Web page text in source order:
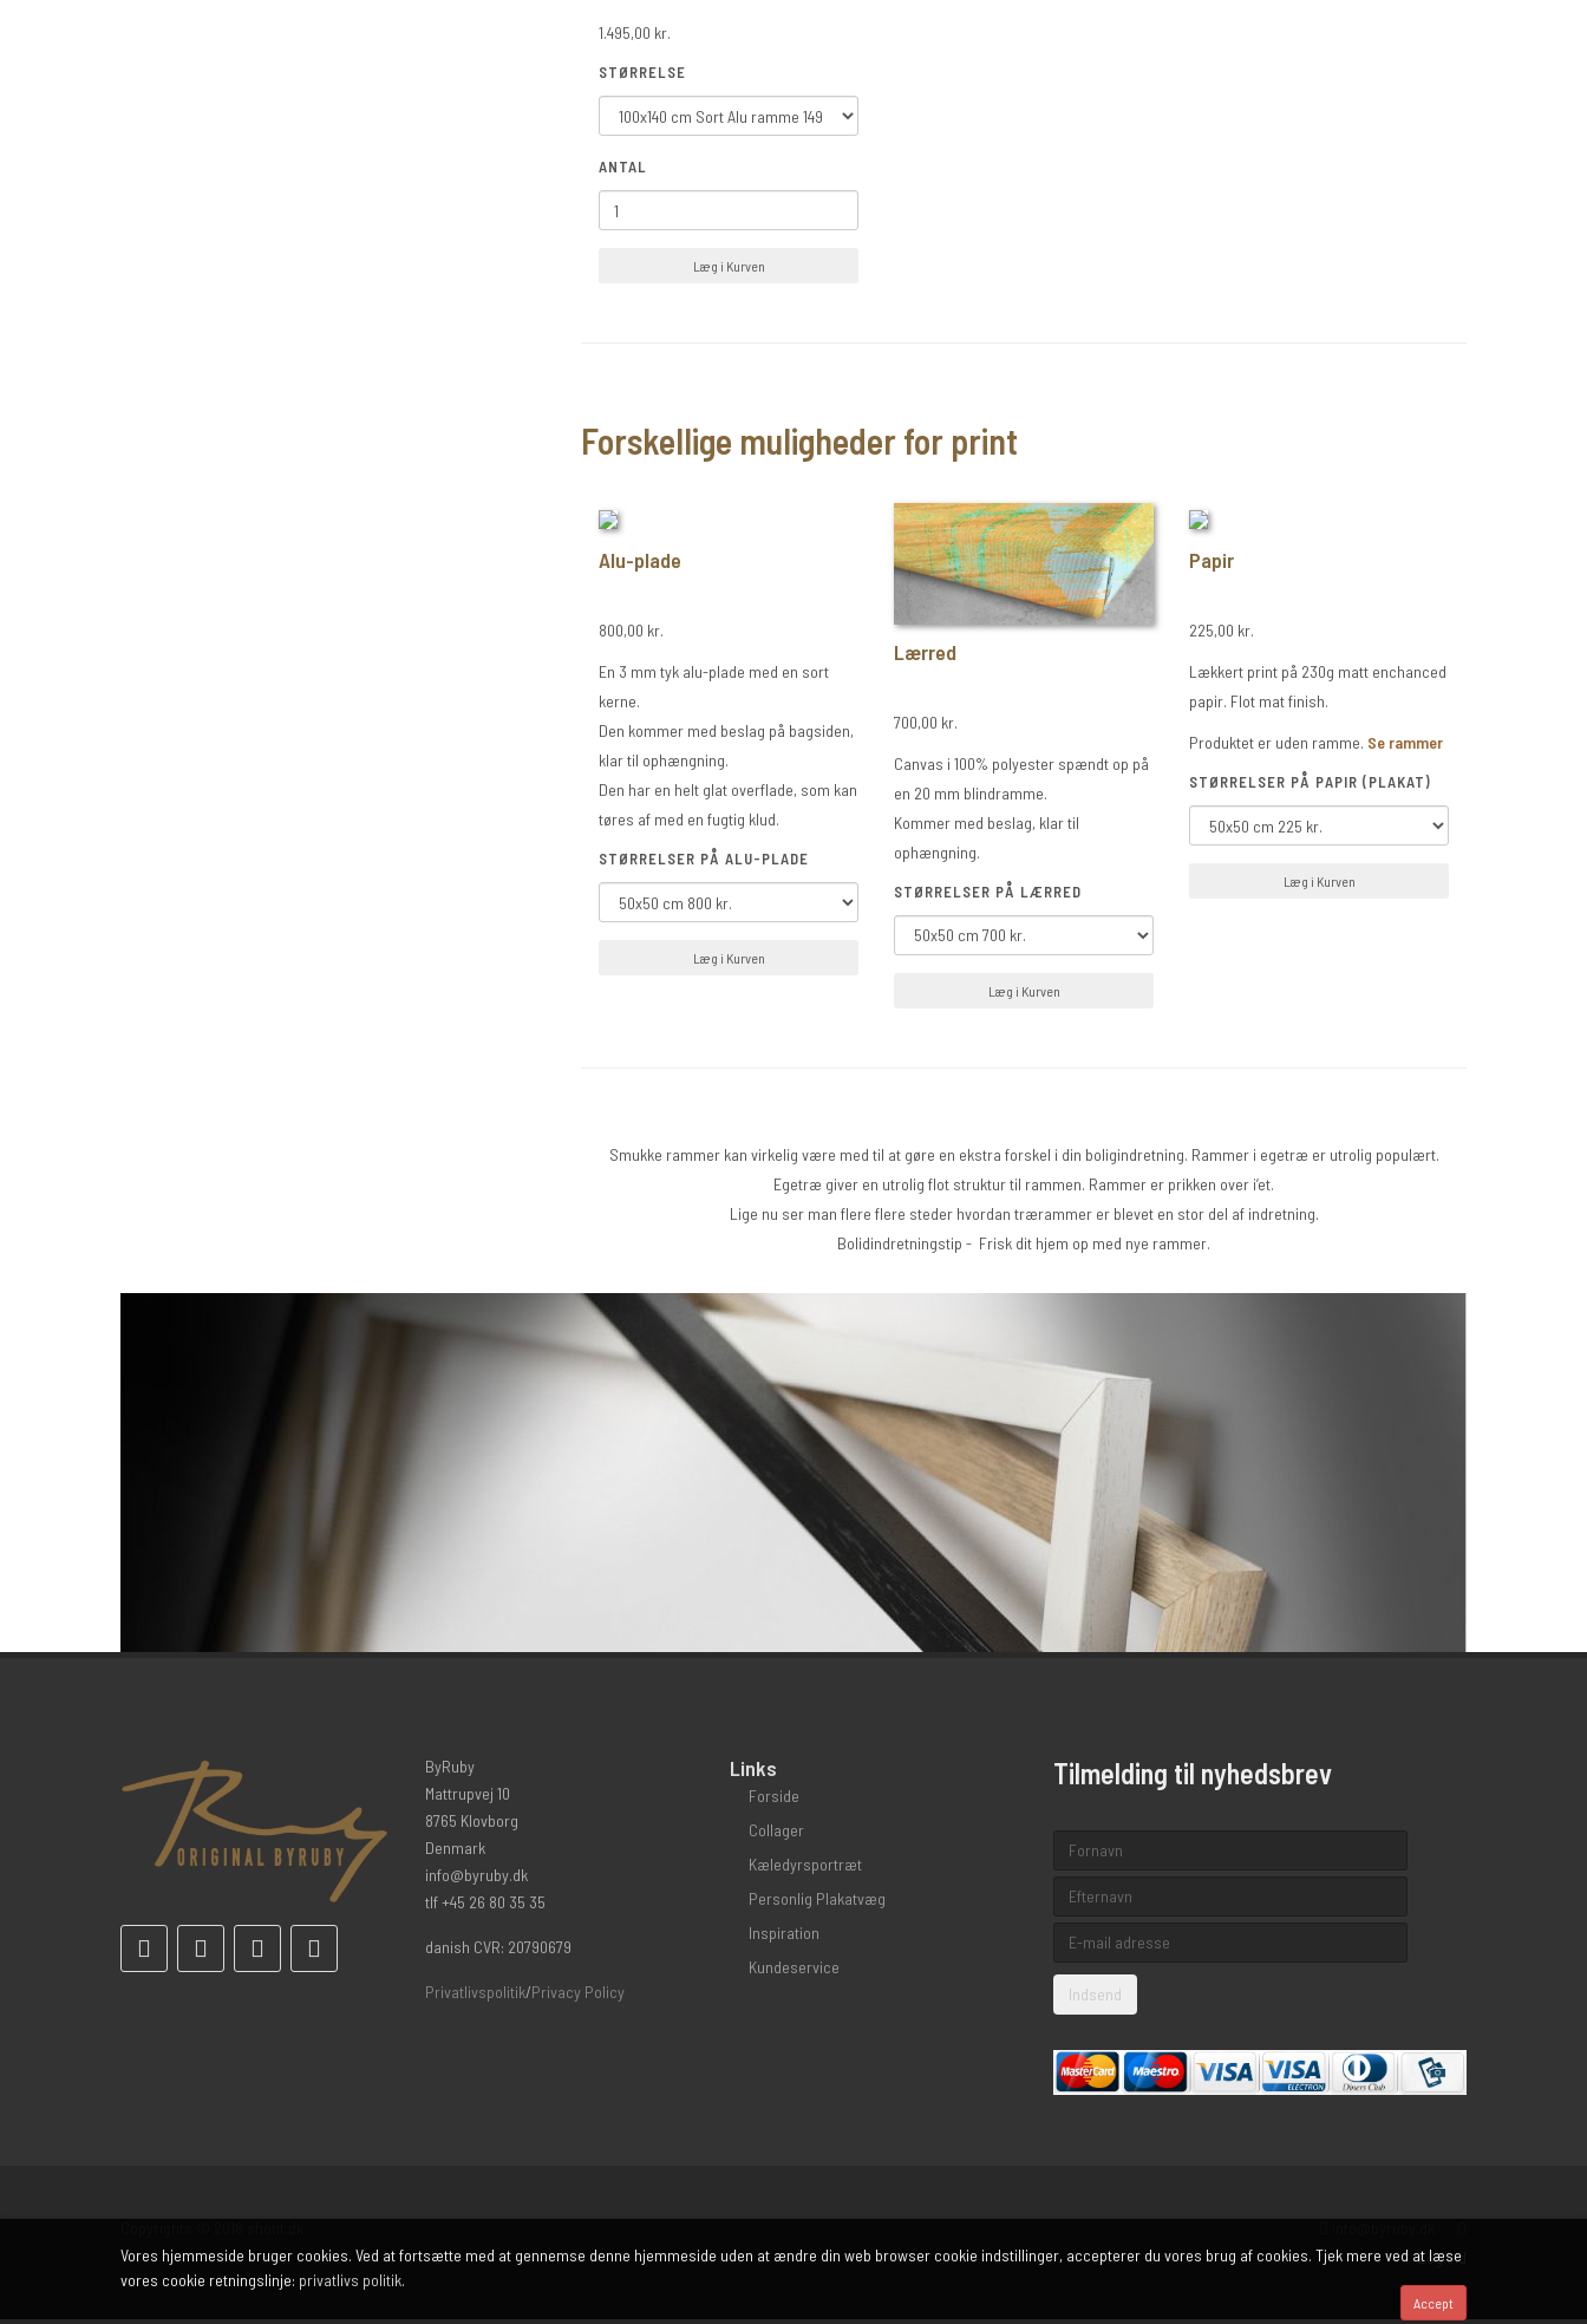
1.495,00 kr.
STØRRELSE
ANTAL
Læg i Kurven
Forskellige muligheder for print
Alu-plade
800,00 kr.
En 3 mm tyk alu-plade med en sort
kerne.
Den kommer med beslag på bagsiden,
klar til ophængning.
Den har en helt glat overflade, som kan
tøres af med en fugtig klud.
STØRRELSER PÅ ALU-PLADE
Læg i Kurven
Lærred
700,00 kr.
Canvas i 100% polyester spændt op på
en 20 mm blindramme.
Kommer med beslag, klar til
ophængning.
STØRRELSER PÅ LÆRRED
Læg i Kurven
Papir
225,00 kr.
Lækkert print på 230g matt enchanced
papir. Flot mat finish.
Produktet er uden ramme. Se rammer
STØRRELSER PÅ PAPIR (PLAKAT)
Læg i Kurven
Smukke rammer kan virkelig være med til at gøre en ekstra forskel i din boligindretning. Rammer i egetræ er utrolig populært.
Egetræ giver en utrolig flot struktur til rammen. Rammer er prikken over i’et.
Lige nu ser man flere flere steder hvordan trærammer er blevet en stor del af indretning.
Bolidindretningstip - Frisk dit hjem op med nye rammer.
ByRuby
Mattrupvej 10
8765 Klovborg
Denmark
info@byruby.dk
tlf +45 26 80 35 35
danish CVR: 20790679
Privatlivspolitik/Privacy Policy
Links
Forside
Collager
Kæledyrsportræt
Personlig Plakatvæg
Inspiration
Kundeservice
Tilmelding til nyhedsbrev
Log ind
Vores hjemmeside bruger cookies. Ved at fortsætte med at gennemse denne hjemmeside uden at ændre din web browser cookie indstillinger, accepterer du vores brug af cookies. Tjek mere ved at læse
vores cookie retningslinje: privatlivs politik.
Accept